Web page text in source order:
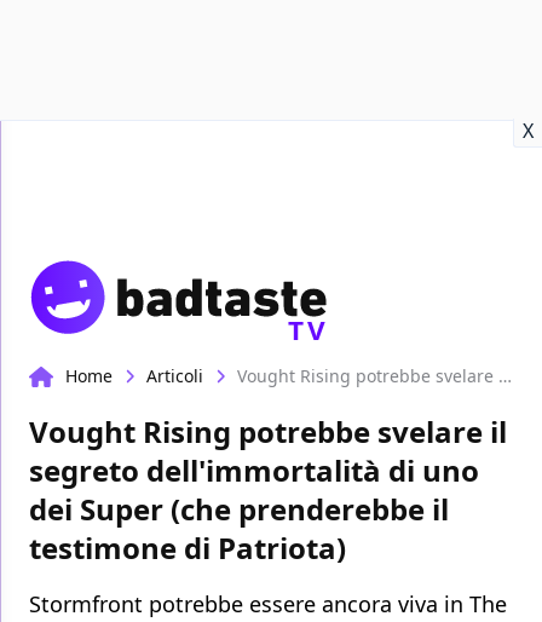
X
TV
Home Articoli Vought Rising potrebbe svelare il segreto dell'immortalità di uno dei Super (che prenderebbe il testimone di Patriota)
Vought Rising potrebbe svelare il
segreto dell'immortalità di uno
dei Super (che prenderebbe il
testimone di Patriota)
Stormfront potrebbe essere ancora viva in The